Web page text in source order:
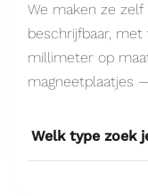
We maken ze zelf
beschrijfbaar,
millimeter op
magneetplaatjes
Welk type zoek